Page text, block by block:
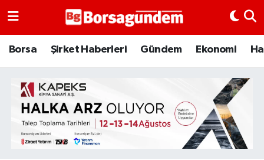
Borsa Şirket Haberleri Gündem Ekonomi
Borsa
Emtia
Galeri